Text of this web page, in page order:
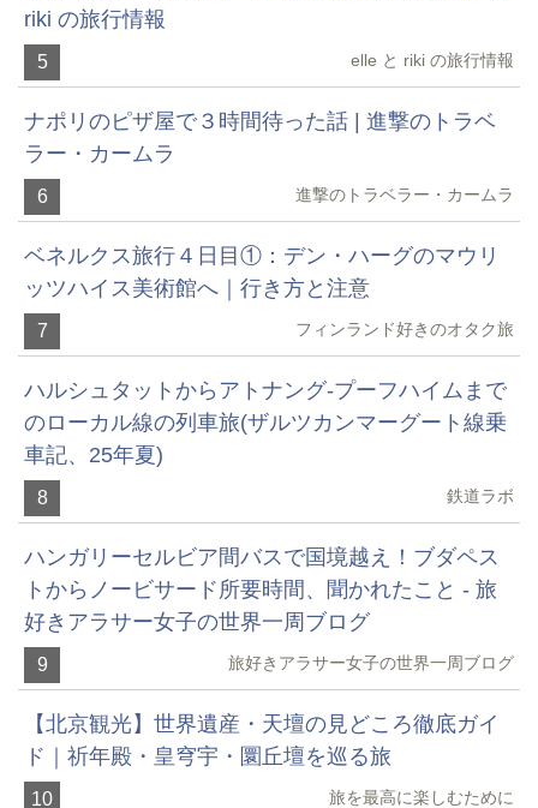
riki の旅行情報
5 elle と riki の旅行情報
ナポリのピザ屋で３時間待った話 | 進撃のトラベ
ラー・カームラ
6 進撃のトラベラー・カームラ
ベネルクス旅行４日目①：デン・ハーグのマウリ
ッツハイス美術館へ｜行き方と注意
7 フィンランド好きのオタク旅
ハルシュタットからアトナング-プーフハイムまで
のローカル線の列車旅(ザルツカンマーグート線乗
車記、25年夏)
8 鉄道ラボ
ハンガリーセルビア間バスで国境越え！ブダペス
トからノービサード所要時間、聞かれたこと - 旅
好きアラサー女子の世界一周ブログ
9 旅好きアラサー女子の世界一周ブログ
【北京観光】世界遺産・天壇の見どころ徹底ガイ
ド｜祈年殿・皇穹宇・圜丘壇を巡る旅
10 旅を最高に楽しむために